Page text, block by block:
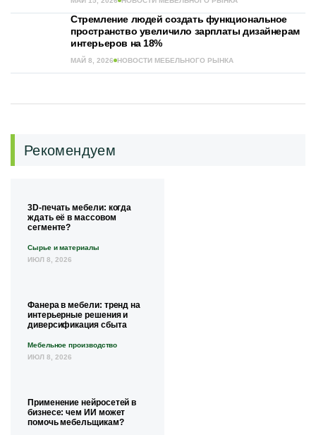
Стремление людей создать функциональное
пространство увеличило зарплаты дизайнерам
интерьеров на 18%
МАЙ 8, 2026 НОВОСТИ МЕБЕЛЬНОГО РЫНКА
Рекомендуем
3D-печать мебели: когда
ждать её в массовом
сегменте?
Сырье и материалы
ИЮЛ 8, 2026
Фанера в мебели: тренд на
интерьерные решения и
диверсификация сбыта
Мебельное производство
ИЮЛ 8, 2026
Применение нейросетей в
бизнесе: чем ИИ может
помочь мебельщикам?